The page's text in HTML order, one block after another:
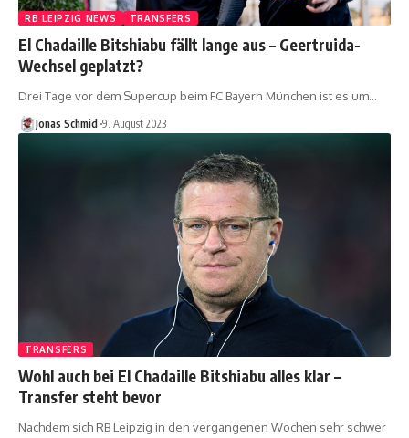
RB LEIPZIG NEWS TRANSFERS
El Chadaille Bitshiabu fällt lange aus – Geertruida-
Wechsel geplatzt?
Drei Tage vor dem Supercup beim FC Bayern München ist es um…
Jonas Schmid 9. August 2023
TRANSFERS
Wohl auch bei El Chadaille Bitshiabu alles klar –
Transfer steht bevor
Nachdem sich RB Leipzig in den vergangenen Wochen sehr schwer